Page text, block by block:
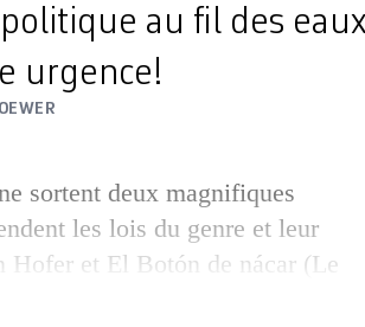
au fil des
urgence!
sortent deux magnifiques
les lois du genre et leur
Hofer et El Botón de nácar (Le